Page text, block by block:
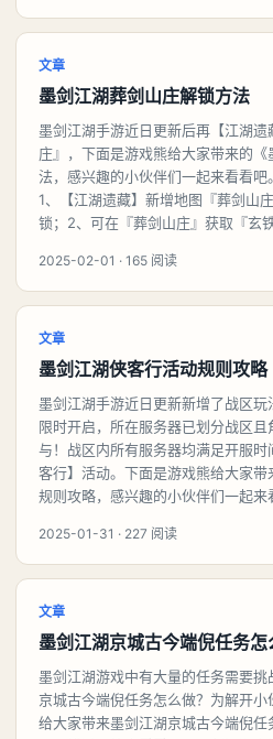
文章
墨剑江湖葬剑山庄解锁方法
墨剑江湖手游近日更新后再【江湖
庄』，下面是游戏熊给大家带来的
法，感兴趣的小伙伴们一起来看看
1、【江湖遗藏】新增地图『葬剑山
锁；2、可在『葬剑山庄』获取『玄
2025-02-01 · 165 阅读
文章
墨剑江湖侠客行活动规则攻略
墨剑江湖手游近日更新新增了战区玩
限时开启，所在服务器已划分战区
与！战区内所有服务器均满足开服
客行】活动。下面是游戏熊给大家
规则攻略，感兴趣的小伙伴们一起来
2025-01-31 · 227 阅读
文章
墨剑江湖京城古今端倪任务怎
墨剑江湖游戏中有大量的任务需要
京城古今端倪任务怎么做？为解开
给大家带来墨剑江湖京城古今端倪